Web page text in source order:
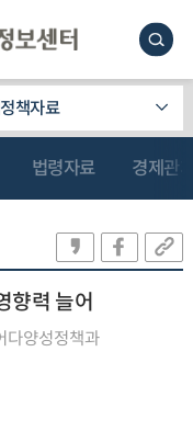
책자료
법령자료 경제관
향력 늘어
다양성정책과